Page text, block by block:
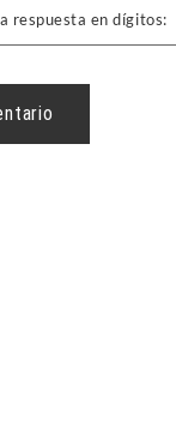
respuesta en dígitos: